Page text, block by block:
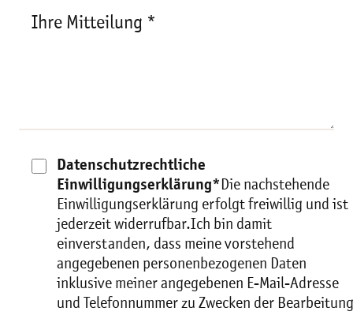
Ihre Mitteilung *
Datenschutzrechtliche
Einwilligungserklärung* Die nachstehende
Einwilligungserklärung erfolgt freiwillig und ist
jederzeit widerrufbar.Ich bin damit
einverstanden, dass meine vorstehend
angegebenen personenbezogenen Daten
inklusive meiner angegebenen E-Mail-Adresse
und Telefonnummer zu Zwecken der Bearbeitung